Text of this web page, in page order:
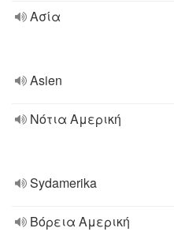
Ασία
Asien
Νότια Αμερική
Sydamerika
Βόρεια Αμερική